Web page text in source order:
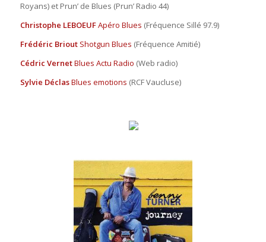
Royans) et Prun’ de Blues (Prun’ Radio 44)
Christophe LEBOEUFApéro Blues (Fréquence Sillé 97.9)
Frédéric Briout Shotgun Blues (Fréquence Amitié)
Cédric VernetBlues Actu Radio (Web radio)
Sylvie DéclasBlues emotions (RCF Vaucluse)